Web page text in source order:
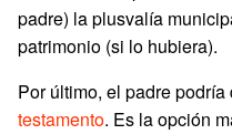
padre) la plusvalía
patrimonio (si lo hubiera).
Por último, el padre
testamento. Es la opción